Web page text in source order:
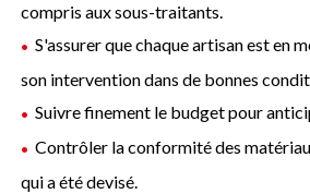
compris aux sous-traitants.
S'assurer que chaque artisan est en
son intervention dans de bonnes
Suivre finement le budget pour
Contrôler la conformité des
qui a été devisé.